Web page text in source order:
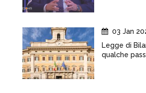
03 Jan
Legge di
qualche